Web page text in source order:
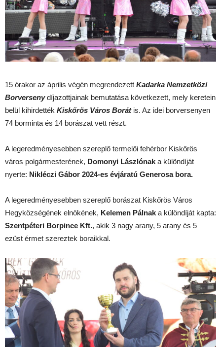
15 órakor az április végén megrendezett Kadarka Nemzetközi
Borversenydíjazottjainak bemutatása következett, mely keretein
belül kihirdették Kiskőrös Város Borátis. Az idei borversenyen
74 borminta és 14 borászat vett részt.
A legeredményesebben szereplő termelői fehérbor Kiskőrös
város polgármesterének, Domonyi Lászlónak a különdíját
nyerte: Nikléczi Gábor 2024-es évjáratú Generosa bora.
A legeredményesebben szereplő borászat Kiskőrös Város
Hegyközségének elnökének, Kelemen Pálnak a különdíját kapta:
Szentpéteri Borpince Kft., akik 3 nagy arany, 5 arany és 5
ezüst érmet szereztek boraikkal.